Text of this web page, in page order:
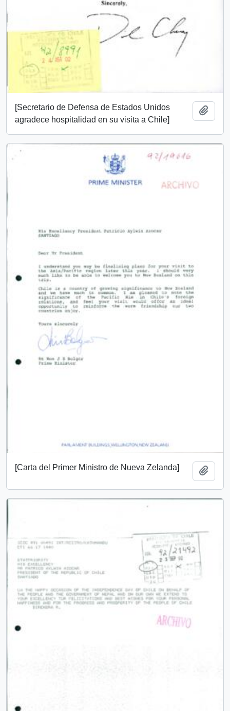
[Secretario de Defensa de Estados Unidos
agradece hospitalidad en su visita a Chile]
[Carta del Primer Ministro de Nueva Zelanda]